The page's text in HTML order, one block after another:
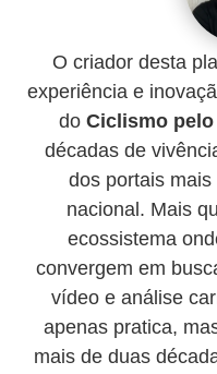
O criador desta
experiência e
do Ciclismo
décadas de
dos portais
nacional. Mais
ecossistema
convergem em
vídeo e análise
apenas pratica,
mais de duas